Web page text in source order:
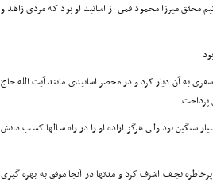
محقق میرزا محمود قمى از اساتید او بود که مردى زاهد و
به آن دیار کرد و در محضر اساتیدى مانند آیت الله حاج
پرداخت
بسیار سنگین بود ولـى هرگز اراده او را در راه سـالها کسـب دانش
نجـف اشرف کرد و مدتها در آنجا موفق به بهره گیرى